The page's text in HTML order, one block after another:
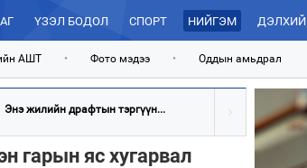
ҮЗЭЛ БОДОЛ СПОРТ НИЙГЭМ ДЭЛХИЙ
АШТ • Фото мэдээ • Оддын амьдрал
Энэ жилийн драфтын тэргүүн...
гарын яс хугарвал